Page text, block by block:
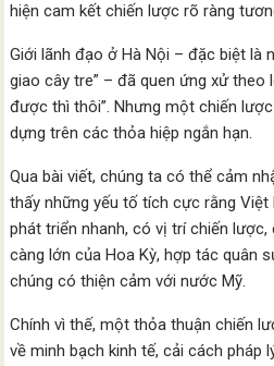
hiện cam kết chiến lược rõ ràng
Giới lãnh đạo ở Hà Nội – đặc biệt là
giao cây tre” – đã quen ứng xử theo
được thì thôi”. Nhưng một chiến
dựng trên các thỏa hiệp ngắn hạn.
Qua bài viết, chúng ta có thể cảm
thấy những yếu tố tích cực rằng
phát triển nhanh, có vị trí chiến
càng lớn của Hoa Kỳ, hợp tác quân
chúng có thiện cảm với nước Mỹ.
Chính vì thế, một thỏa thuận chiến
về minh bạch kinh tế, cải cách pháp